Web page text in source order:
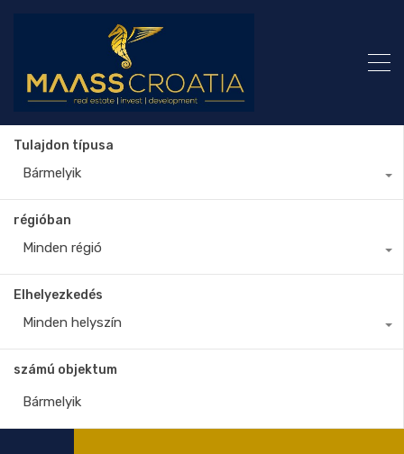
Tulajdon típusa
Bármelyik
régióban
Minden régió
Elhelyezkedés
Minden helyszín
számú objektum